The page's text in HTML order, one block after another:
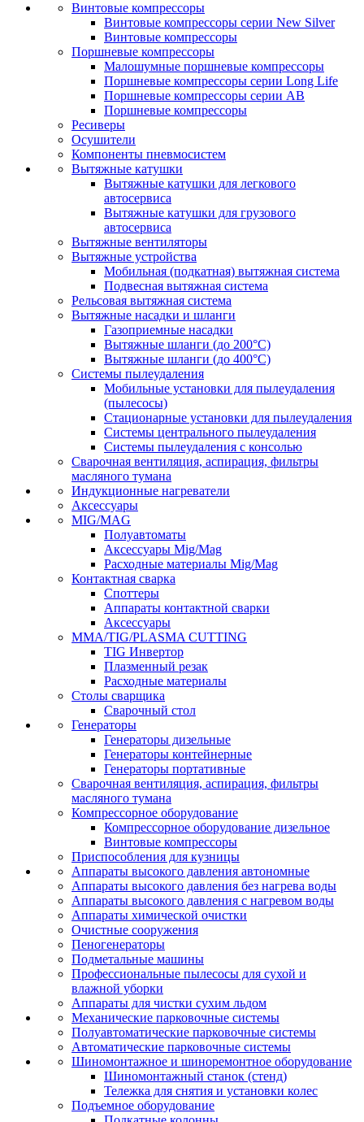
Винтовые компрессоры
Винтовые компрессоры серии New Silver
Винтовые компрессоры
Поршневые компрессоры
Малошумные поршневые компрессоры
Поршневые компрессоры серии Long Life
Поршневые компрессоры серии AB
Поршневые компрессоры
Ресиверы
Осушители
Компоненты пневмосистем
Вытяжные катушки
Вытяжные катушки для легкового
автосервиса
Вытяжные катушки для грузового
автосервиса
Вытяжные вентиляторы
Вытяжные устройства
Мобильная (подкатная) вытяжная система
Подвесная вытяжная система
Рельсовая вытяжная система
Вытяжные насадки и шланги
Газоприемные насадки
Вытяжные шланги (до 200°C)
Вытяжные шланги (до 400°C)
Системы пылеудаления
Мобильные установки для пылеудаления
(пылесосы)
Стационарные установки для пылеудаления
Системы центрального пылеудаления
Системы пылеудаления с консолью
Сварочная вентиляция, аспирация, фильтры
масляного тумана
Индукционные нагреватели
Аксессуары
MIG/MAG
Полуавтоматы
Аксессуары Mig/Mag
Расходные материалы Mig/Mag
Контактная сварка
Споттеры
Аппараты контактной сварки
Аксессуары
MMA/TIG/PLASMA CUTTING
TIG Инвертор
Плазменный резак
Расходные материалы
Столы сварщика
Сварочный стол
Генераторы
Генераторы дизельные
Генераторы контейнерные
Генераторы портативные
Сварочная вентиляция, аспирация, фильтры
масляного тумана
Компрессорное оборудование
Компрессорное оборудование дизельное
Винтовые компрессоры
Приспособления для кузницы
Аппараты высокого давления автономные
Аппараты высокого давления без нагрева воды
Аппараты высокого давления с нагревом воды
Аппараты химической очистки
Очистные сооружения
Пеногенераторы
Подметальные машины
Профессиональные пылесосы для сухой и
влажной уборки
Аппараты для чистки сухим льдом
Механические парковочные системы
Полуавтоматические парковочные системы
Автоматические парковочные системы
Шиномонтажное и шиноремонтное оборудование
Шиномонтажный станок (стенд)
Тележка для снятия и установки колес
Подъемное оборудование